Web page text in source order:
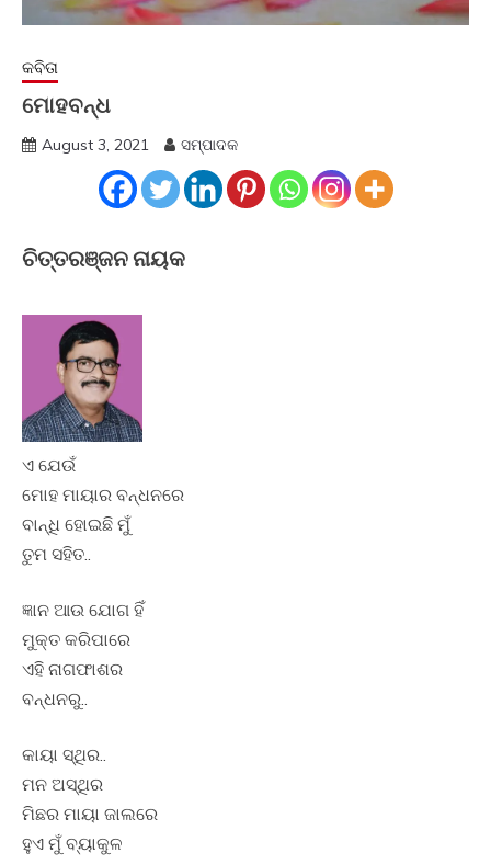
କବିତା
ମୋହବନ୍ଧ
August 3, 2021 ସମ୍ପାଦକ
ଚିତ୍ତରଞ୍ଜନ ନାୟକ
ଏ ଯେଉଁ
ମୋହ ମାୟାର ବନ୍ଧନରେ
ବାନ୍ଧି ହୋଇଛି ମୁଁ
ତୁମ ସହିତ..
ଜ୍ଞାନ ଆଉ ଯୋଗ ହିଁ
ମୁକ୍ତ କରିପାରେ
ଏହି ନାଗଫାଶର
ବନ୍ଧନରୁ..
କାୟା ସ୍ଥିର..
ମନ ଅସ୍ଥିର
ମିଛର ମାୟା ଜାଲରେ
ହୁଏ ମୁଁ ବ୍ୟାକୁଳ